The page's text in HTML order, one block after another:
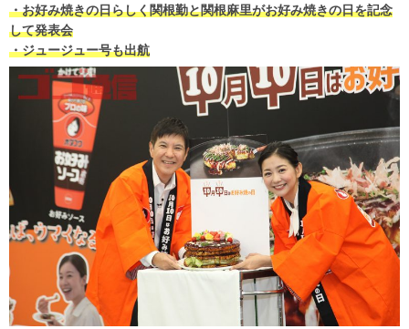
・お好み焼きの日らしく関根勤と関根麻里がお好み焼きの日を記念
して発表会
・ジュージュー号も出航